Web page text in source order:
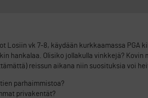
Losiin vk 7-8, käydään kurkkaamassa PGA
hankalaa. Olisiko jollakulla vinkkejä?
reissun aikana niin suosituksia voi
parhaimmistoa?
privakentät?